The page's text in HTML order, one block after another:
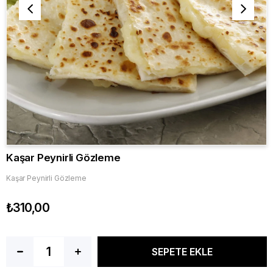
Kaşar Peynirli Gözleme
Kaşar Peynirli Gözleme
₺310,00